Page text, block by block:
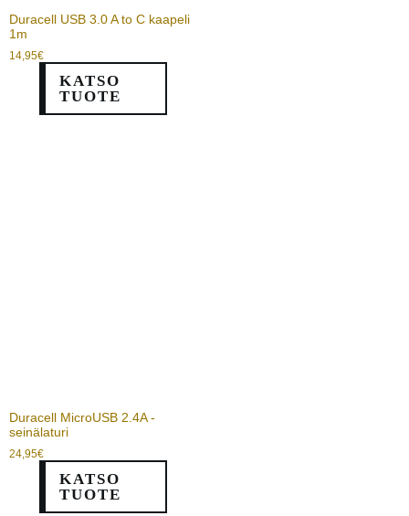
Duracell USB 3.0 A to C kaapeli
1m
14,95€
KATSO
TUOTE
Duracell MicroUSB 2.4A -
seinälaturi
24,95€
KATSO
TUOTE